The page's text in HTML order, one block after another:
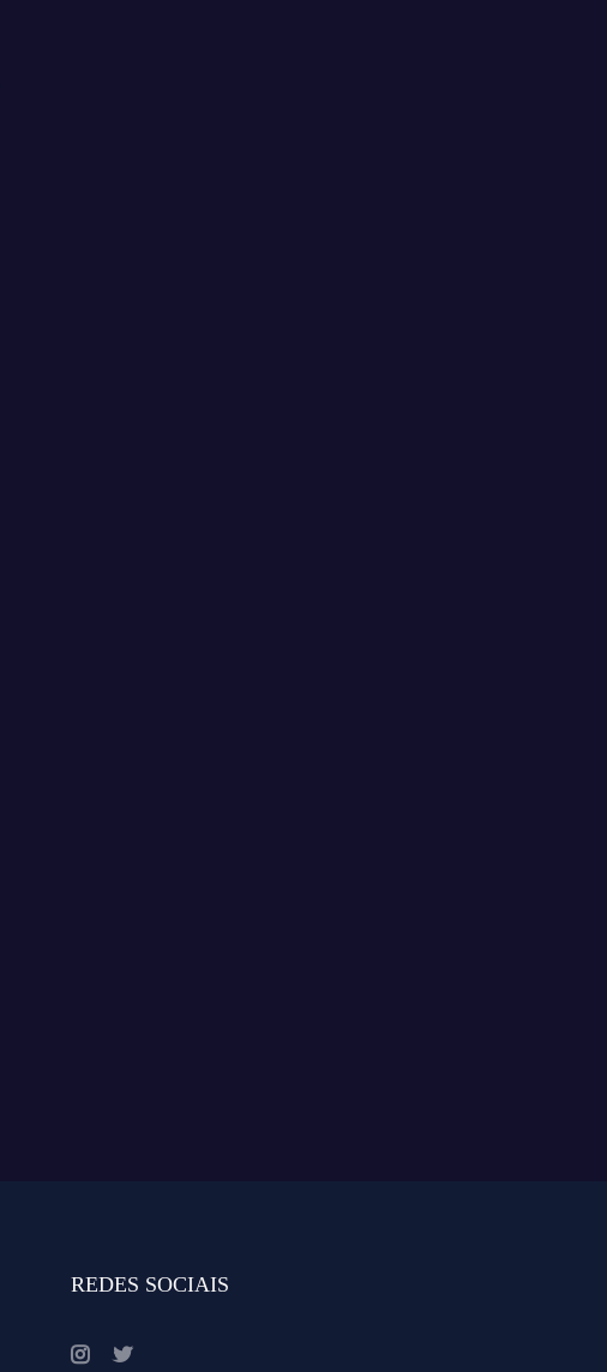
REDES SOCIAIS